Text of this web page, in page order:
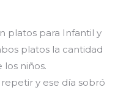
platos para Infantil y
platos la cantidad
los niños.
y ese día sobró